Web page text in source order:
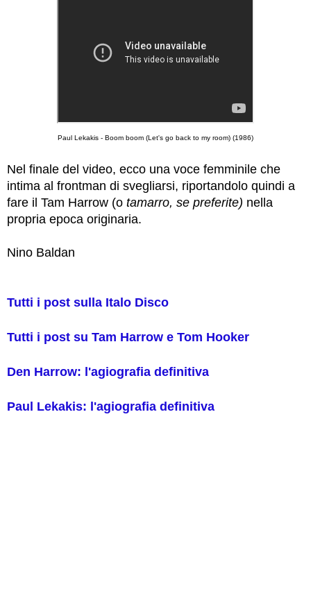
Paul Lekakis - Boom boom (Let's go back to my room) (1986)
Nel finale del video, ecco una voce femminile che
intima al frontman di svegliarsi, riportandolo quindi a
fare il Tam Harrow (o tamarro, se preferite) nella
propria epoca originaria.
Nino Baldan
Tutti i post sulla Italo Disco
Tutti i post su Tam Harrow e Tom Hooker
Den Harrow: l'agiografia definitiva
Paul Lekakis: l'agiografia definitiva